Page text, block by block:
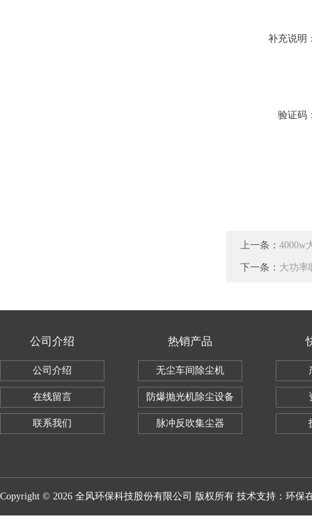
补充说明
验证码
上一条： 4000w
下一条： 大功率
公司介绍
公司介绍
在线留言
联系我们
热销产品
无尘车间除尘机
防爆抛光机除尘设备
脉冲反吹集尘器
Copyright © 2026 全风环保科技股份有限公司 版权所有 技术支持： 环保